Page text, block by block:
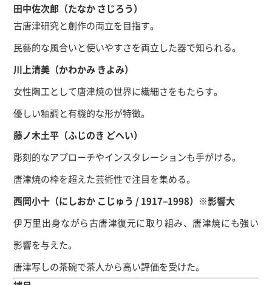
田中佐次郎（たなか さじろう）
古唐津研究と創作の両立を目指す。
民藝的な風合いと使いやすさを両立した器で知られる。
川上清美（かわかみ きよみ）
女性陶工として唐津焼の世界に繊細さをもたらす。
優しい釉調と有機的な形が特徴。
藤ノ木土平（ふじのき どへい）
彫刻的なアプローチやインスタレーションも手がける。
唐津焼の枠を超えた芸術性で注目を集める。
西岡小十（にしおか こじゅう / 1917–1998）※影響大
伊万里出身ながら古唐津復元に取り組み、唐津焼にも強い
影響を与えた。
唐津写しの茶碗で茶人から高い評価を受けた。